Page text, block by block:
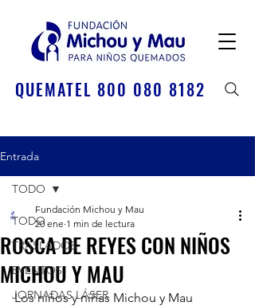
QUEMATEL 800 080 8182
Entrada
TODO
TRASLADOS
EVENTOS
JORNADAS LÁSER
TODO
ROSCA DE REYES CON NIÑOS
MICHOU Y MAU
Fundación Michou y Mau
20 ene 1 min de lectura
Los niños y niñas Michou y Mau